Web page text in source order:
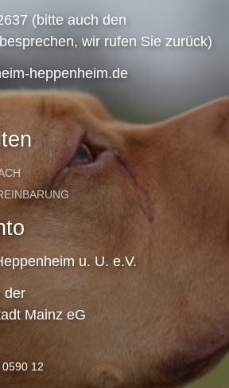
(bitte auch den
wir rufen Sie zurück)
heppenheim.de
u. U. e.V.
der
Mainz eG
12